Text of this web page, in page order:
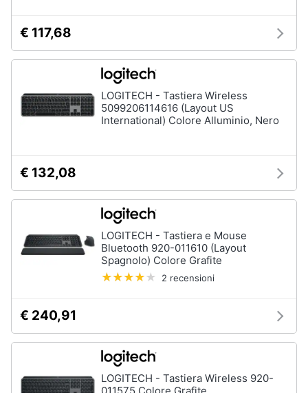
€ 117,68
LOGITECH - Tastiera Wireless
5099206114616 (Layout US
International) Colore Alluminio, Nero
€ 132,08
LOGITECH - Tastiera e Mouse
Bluetooth 920-011610 (Layout
Spagnolo) Colore Grafite
2 recensioni
€ 240,91
LOGITECH - Tastiera Wireless 920-